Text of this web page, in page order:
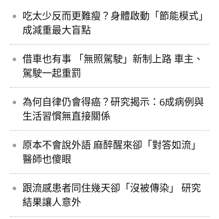
吃太少反而更難瘦？身體啟動「節能模式」
成減重最大盲點
借車也有事 「無照駕駛」新制上路 車主、
駕駛一起重罰
為何自律仍會得癌？研究揭示：6成病例與
生活習慣無直接關係
原本不會說外語 麻醉醒來卻「對答如流」
醫師也傻眼
跟流感患者同住幾天卻「沒被傳染」 研究
結果讓人意外